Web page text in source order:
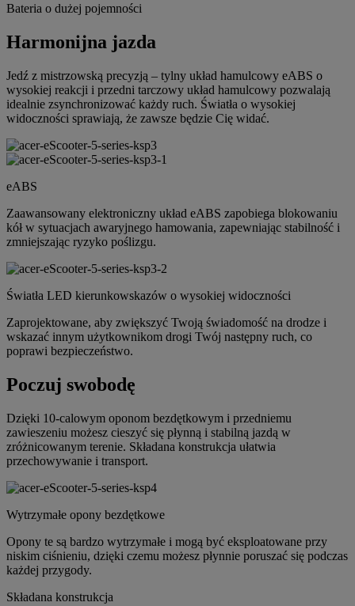
Bateria o dużej pojemności
Harmonijna jazda
Jedź z mistrzowską precyzją – tylny układ hamulcowy eABS o
wysokiej reakcji i przedni tarczowy układ hamulcowy pozwalają
idealnie zsynchronizować każdy ruch. Światła o wysokiej
widoczności sprawiają, że zawsze będzie Cię widać.
eABS
Zaawansowany elektroniczny układ eABS zapobiega blokowaniu
kół w sytuacjach awaryjnego hamowania, zapewniając stabilność i
zmniejszając ryzyko poślizgu.
Światła LED kierunkowskazów o wysokiej widoczności
Zaprojektowane, aby zwiększyć Twoją świadomość na drodze i
wskazać innym użytkownikom drogi Twój następny ruch, co
poprawi bezpieczeństwo.
Poczuj swobodę
Dzięki 10-calowym oponom bezdętkowym i przedniemu
zawieszeniu możesz cieszyć się płynną i stabilną jazdą w
zróżnicowanym terenie. Składana konstrukcja ułatwia
przechowywanie i transport.
Wytrzymałe opony bezdętkowe
Opony te są bardzo wytrzymałe i mogą być eksploatowane przy
niskim ciśnieniu, dzięki czemu możesz płynnie poruszać się podczas
każdej przygody.
Składana konstrukcja